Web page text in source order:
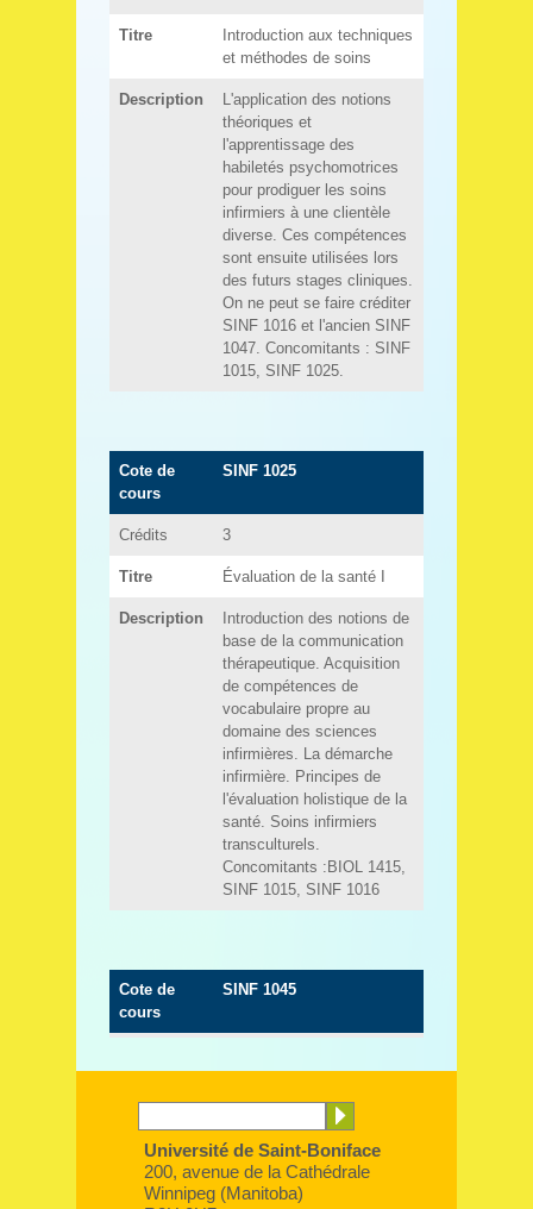
Université de Saint-Boniface
200, avenue de la Cathédrale
Winnipeg (Manitoba)